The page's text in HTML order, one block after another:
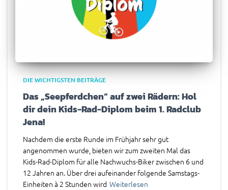
DIE WICHTIGSTEN BEITRÄGE
Das „Seepferdchen“ auf zwei Rädern: Hol
dir dein Kids-Rad-Diplom beim 1. Radclub
Jena!
Nachdem die erste Runde im Frühjahr sehr gut
angenommen wurde, bieten wir zum zweiten Mal das
Kids-Rad-Diplom für alle Nachwuchs-Biker zwischen 6 und
12 Jahren an. Über drei aufeinander folgende Samstags-
Einheiten à 2 Stunden wird Weiterlesen